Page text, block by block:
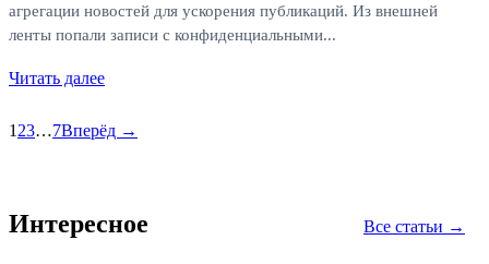
агрегации новостей для ускорения публикаций. Из внешней
ленты попали записи с конфиденциальными...
Читать далее
123…7Вперёд →
Интересное Все статьи →